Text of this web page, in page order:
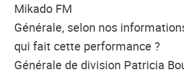
Mikado FM
Générale, selon nos
qui fait cette performance ?
Générale de division Patricia